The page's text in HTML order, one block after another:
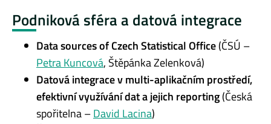
Podniková sféra a datová integrace
Data sources of Czech Statistical Office(ČSÚ –
Petra Kuncová, Štěpánka Zelenková)
Datová integrace v multi-aplikačním prostředí,
efektivní využívání dat a jejich reporting(Česká
spořitelna –David Lacina)